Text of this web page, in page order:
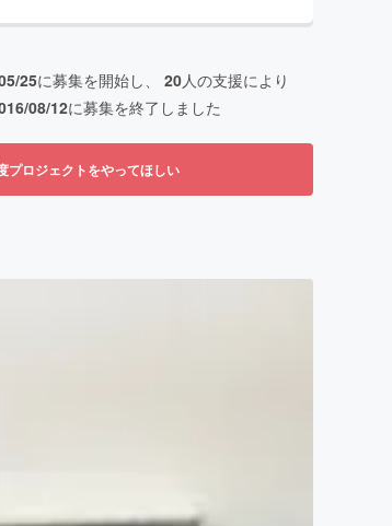
25に募集を開始し、 20人の支援により
08/12に募集を終了しました
プロジェクトをやってほしい